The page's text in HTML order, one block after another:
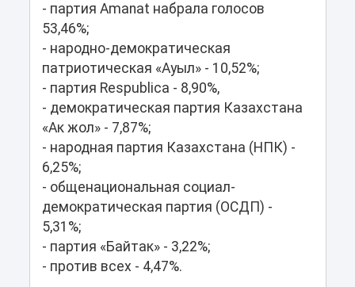
- партия Amanat набрала голосов
53,46%;
- народно-демократическая
патриотическая «Ауыл» - 10,52%;
- партия Respublica - 8,90%,
- демократическая партия Казахстана
«Ак жол» - 7,87%;
- народная партия Казахстана (НПК) -
6,25%;
- общенациональная социал-
демократическая партия (ОСДП) -
5,31%;
- партия «Байтак» - 3,22%;
- против всех - 4,47%.